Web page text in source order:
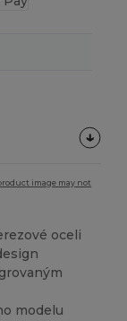
image may not
oceli
modelu